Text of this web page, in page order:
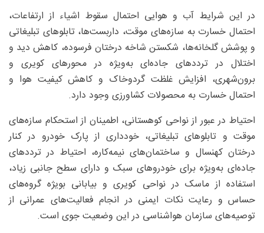
در این شرایط آب و هوایی احتمال سقوط اشیاء از ارتفاعات،
احتمال خسارت به سازه‌های موقت، داربست‌ها، تابلوهای تبلیغاتی
و پوشش گلخانه‌ها، شکستن شاخه درختان فرسوده، کاهش دید و
اختلال در ترددهای جاده‌ای به‌ویژه در محورهای کویری و
برون‌شهری، افزایش غلظت گردوخاک و کاهش کیفیت هوا و
احتمال خسارت به محصولات کشاورزی وجود دارد.
احتیاط در عبور از نواحی کوهستانی، اطمینان از استحکام‌ سازه‌های
موقت و تابلوهای تبلیغاتی، خودداری از پارک خودرو در کنار
درختان کهنسال و ساختمان‌های نیمه‌کاره، احتیاط در ترددهای
جاده‌ای به‌ویژه برای خودروهای سبک و دارای سطح جانبی زیاد،
استفاده از ماسک در نواحی کویری و بیابانی بویژه گروه‌های
حساس و رعایت نکات ایمنی در انجام فعالیت‌های عمرانی از
توصیه‌های سازمان هواشناسی در این وضعیت جوی است.